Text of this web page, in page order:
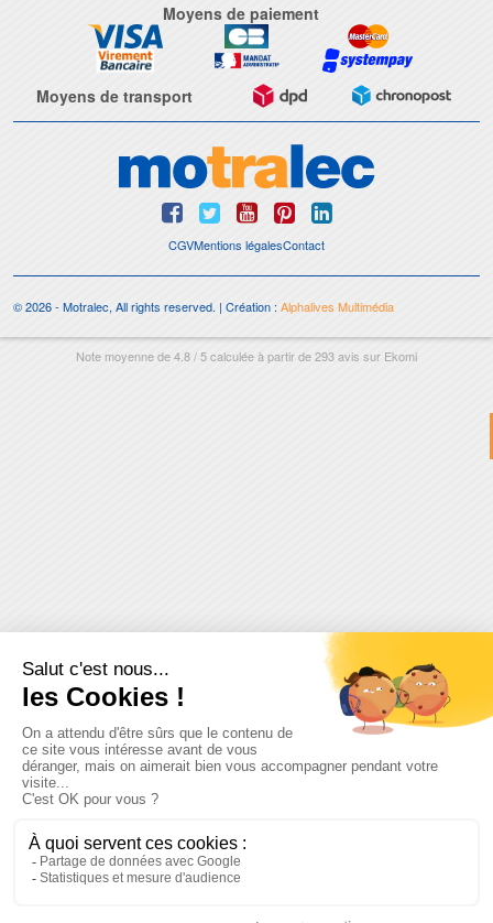
Moyens de paiement
Moyens de transport
CGVMentions légalesContact
© 2026 - Motralec, All rights reserved. | Création :Alphalives Multimédia
Note moyenne de4.8/5calculée à partir de293avis sur Ekomi